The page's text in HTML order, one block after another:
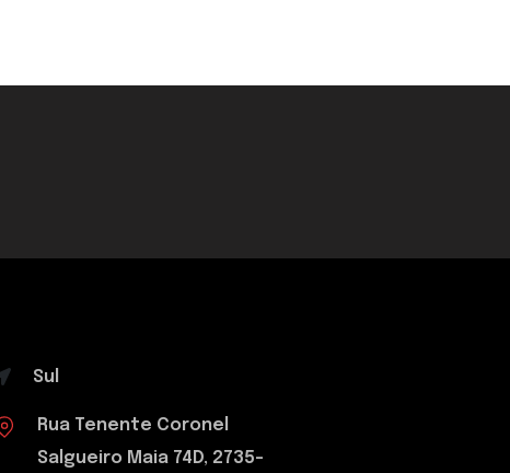
Sul
Rua Tenente Coronel
Salgueiro Maia 74D, 2735-